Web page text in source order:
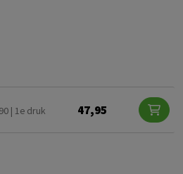
| 1e druk
47,95